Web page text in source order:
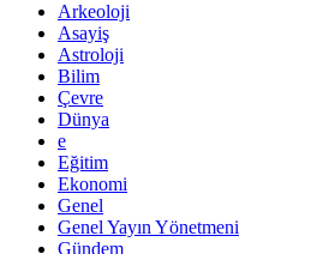
Arkeoloji
Asayiş
Astroloji
Bilim
Çevre
Dünya
e
Eğitim
Ekonomi
Genel
Genel Yayın Yönetmeni
Gündem